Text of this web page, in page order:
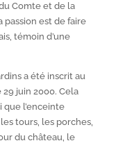
Comte et de la
passion est de faire
témoin d’une
a été inscrit au
juin 2000. Cela
que l’enceinte
tours, les porches,
du château, le